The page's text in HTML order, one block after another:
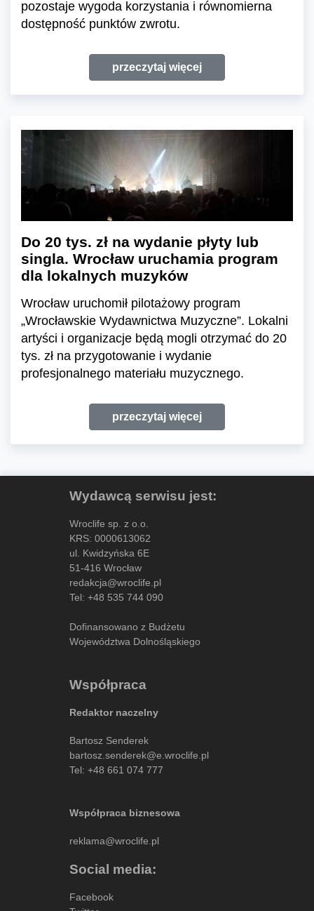
pozostaje wygoda korzystania i równomierna
dostępność punktów zwrotu.
przeczytaj więcej
Do 20 tys. zł na wydanie płyty lub
singla. Wrocław uruchamia program
dla lokalnych muzyków
Wrocław uruchomił pilotażowy program
„Wrocławskie Wydawnictwa Muzyczne”. Lokalni
artyści i organizacje będą mogli otrzymać do 20
tys. zł na przygotowanie i wydanie
profesjonalnego materiału muzycznego.
przeczytaj więcej
Wydawcą serwisu jest:
Wroclife sp. z o.o.
KRS: 0000613062
ul. Kwidzyńska 6E
51-416 Wrocław
redakcja@wroclife.pl
Tel: +48 535 744 090
Dofinansowano z Budżetu
Województwa Dolnośląskiego
Współpraca
Redaktor naczelny
Bartosz Senderek
bartosz.senderek@e.wroclife.pl
Tel: +48 661 074 777
Współpraca biznesowa
reklama@wroclife.pl
Social media:
Facebook